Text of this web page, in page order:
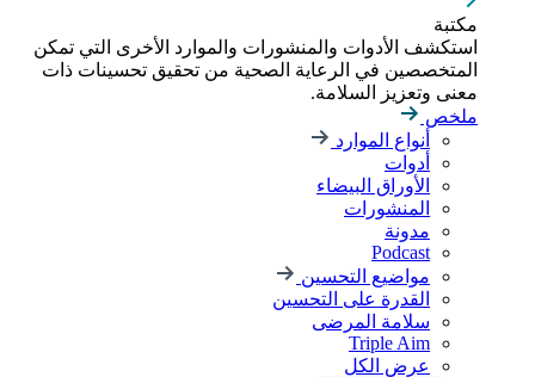
مكتبة
استكشف الأدوات والمنشورات والموارد الأخرى التي تمكن
المتخصصين في الرعاية الصحية من تحقيق تحسينات ذات
معنى وتعزيز السلامة.
ملخص
أنواع الموارد
أدوات
الأوراق البيضاء
المنشورات
مدونة
Podcast
مواضيع التحسين
القدرة على التحسين
سلامة المرضى
Triple Aim
عرض الكل